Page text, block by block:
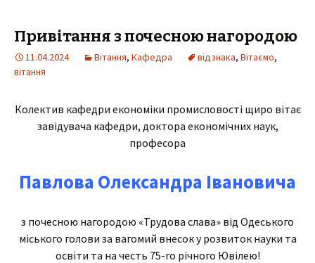
Привітання з почесною нагородою
11.04.2024 Вітання, Кафедра відзнака, Вітаємо,
вітання
Колектив кафедри економіки промисловості щиро вітає
завідувача кафедри, доктора економічних наук,
професора
Павлова Олександра Івановича
з почесною нагородою «Трудова слава» від Одеського
міського голови за вагомий внесок у розвиток науки та
освіти та на честь 75-го річного Ювілею!